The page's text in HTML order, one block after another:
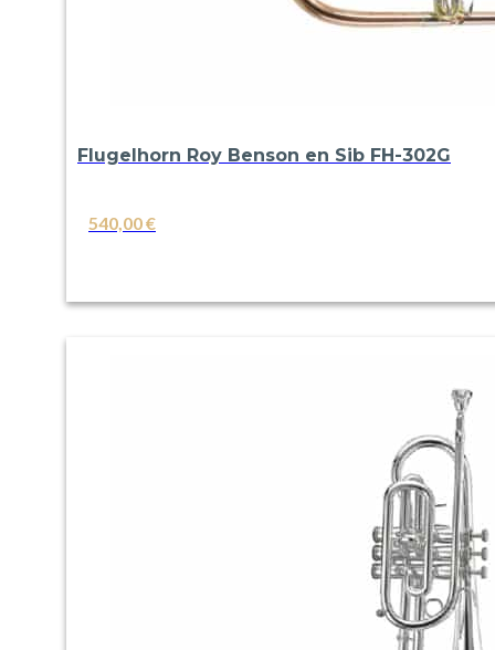
Flugelhorn Roy Benson en Sib FH-302G
540,00€